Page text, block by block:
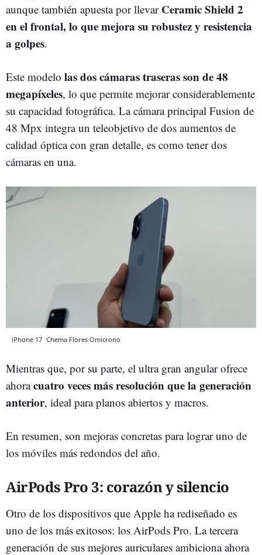
aunque también apuesta por llevar Ceramic Shield 2
en el frontal, lo que mejora su robustez y resistencia
a golpes.
Este modelo las dos cámaras traseras son de 48
megapíxeles, lo que permite mejorar considerablemente
su capacidad fotográfica. La cámara principal Fusion de
48 Mpx integra un teleobjetivo de dos aumentos de
calidad óptica con gran detalle, es como tener dos
cámaras en una.
iPhone 17 Chema Flores Omicrono
Mientras que, por su parte, el ultra gran angular ofrece
ahoracuatro veces más resolución que la generación
anterior, ideal para planos abiertos y macros.
En resumen, son mejoras concretas para lograr uno de
los móviles más redondos del año.
AirPods Pro 3: corazón y silencio
Otro de los dispositivos que Apple ha rediseñado es
uno de los más exitosos: los AirPods Pro. La tercera
generación de sus mejores auriculares ambiciona ahora